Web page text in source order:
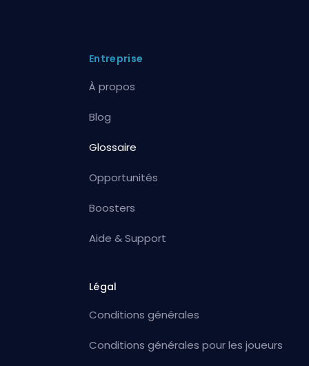
Entreprise
À propos
Blog
Glossaire
Opportunités
Boosters
Aide & Support
Légal
Conditions générales
Conditions générales pour les joueurs